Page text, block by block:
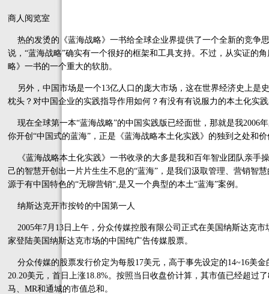
商人阅览室
热的发烫的《蓝海战略》一书给全球企业界提供了一个全新的竞争
说，“蓝海战略”确实有一个很好的框架和工具支持。不过，从实证的
略》一书的一个重大的软肋。
另外，中国市场是一个13亿人口的庞大市场，这在世界经济史上是
枕头？对中国企业的实践指导作用如何？有没有有说服力的本土化实
现在全球第一本“蓝海战略”的中国实践版已经面世，那就是我2006
你开创“中国式的蓝海”，正是《蓝海战略本土化实践》的独到之处和
《蓝海战略本土化实践》一书收录的大多是我和百年智业团队亲手
己的智慧开创出一片片生生不息的“蓝海”，是我们汲取管理、营销智
源于有中国特色的“无聊营销“,是又一个典型的本土“蓝海”案例。
纳斯达克开市按铃的中国第一人
2005年7月13日上午，分众传媒控股有限公司正式在美国纳斯达克
家登陆美国纳斯达克市场的中国纯广告传媒股票。
分众传媒的股票发行价定为每股17美元，高于事先设定的14~16美
20.20美元，首日上涨18.8%。按照当日收盘价计算，其市值已经超过
马、MR和通城的市值总和。